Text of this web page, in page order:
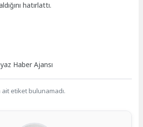
hatırlattı.
Haber Ajansı
ait etiket bulunamadı.